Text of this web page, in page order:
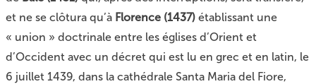
et ne se clôtura qu’à Florence (1437) établissant une
« union » doctrinale entre les églises d’Orient et
d’Occident avec un décret qui est lu en grec et en latin, le
6 juillet 1439, dans la cathédrale Santa Maria del Fiore,